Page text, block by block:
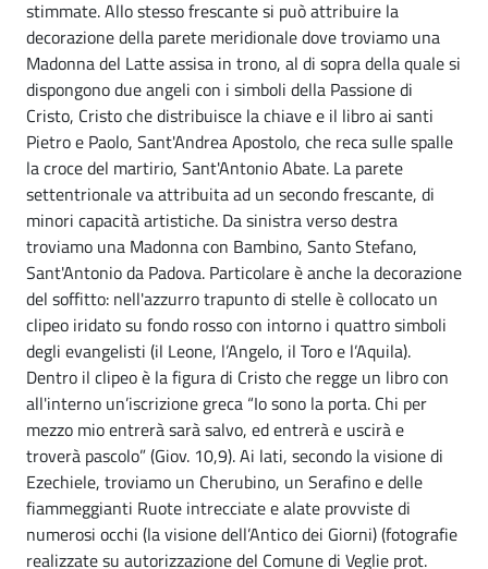
stimmate. Allo stesso frescante si può attribuire la
decorazione della parete meridionale dove troviamo una
Madonna del Latte assisa in trono, al di sopra della quale si
dispongono due angeli con i simboli della Passione di
Cristo, Cristo che distribuisce la chiave e il libro ai santi
Pietro e Paolo, Sant'Andrea Apostolo, che reca sulle spalle
la croce del martirio, Sant'Antonio Abate. La parete
settentrionale va attribuita ad un secondo frescante, di
minori capacità artistiche. Da sinistra verso destra
troviamo una Madonna con Bambino, Santo Stefano,
Sant'Antonio da Padova. Particolare è anche la decorazione
del soffitto: nell'azzurro trapunto di stelle è collocato un
clipeo iridato su fondo rosso con intorno i quattro simboli
degli evangelisti (il Leone, l’Angelo, il Toro e l’Aquila).
Dentro il clipeo è la figura di Cristo che regge un libro con
all'interno un’iscrizione greca “Io sono la porta. Chi per
mezzo mio entrerà sarà salvo, ed entrerà e uscirà e
troverà pascolo” (Giov. 10,9). Ai lati, secondo la visione di
Ezechiele, troviamo un Cherubino, un Serafino e delle
fiammeggianti Ruote intrecciate e alate provviste di
numerosi occhi (la visione dell’Antico dei Giorni) (fotografie
realizzate su autorizzazione del Comune di Veglie prot.